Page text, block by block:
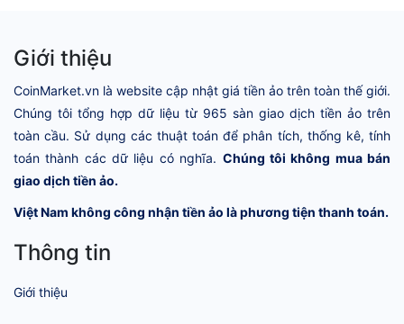
Giới thiệu
CoinMarket.vn là website cập nhật giá tiền ảo trên toàn thế giới.
Chúng tôi tổng hợp dữ liệu từ 965 sàn giao dịch tiền ảo trên
toàn cầu. Sử dụng các thuật toán để phân tích, thống kê, tính
toán thành các dữ liệu có nghĩa. Chúng tôi không mua bán
giao dịch tiền ảo.
Việt Nam không công nhận tiền ảo là phương tiện thanh toán.
Thông tin
Giới thiệu